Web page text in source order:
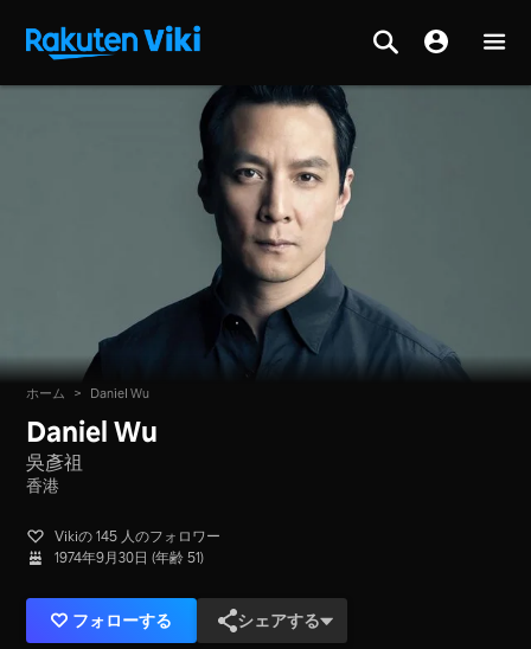
ホーム > Daniel Wu
Daniel Wu
吳彥祖
香港
Vikiの 145 人のフォロワー
1974年9月30日 (年齢 51)
フォローする シェアする